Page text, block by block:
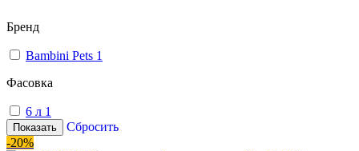
Бренд
Bambini Pets 1
Фасовка
6 л 1
Показать
Сбросить
-20%